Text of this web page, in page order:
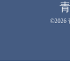
©2026